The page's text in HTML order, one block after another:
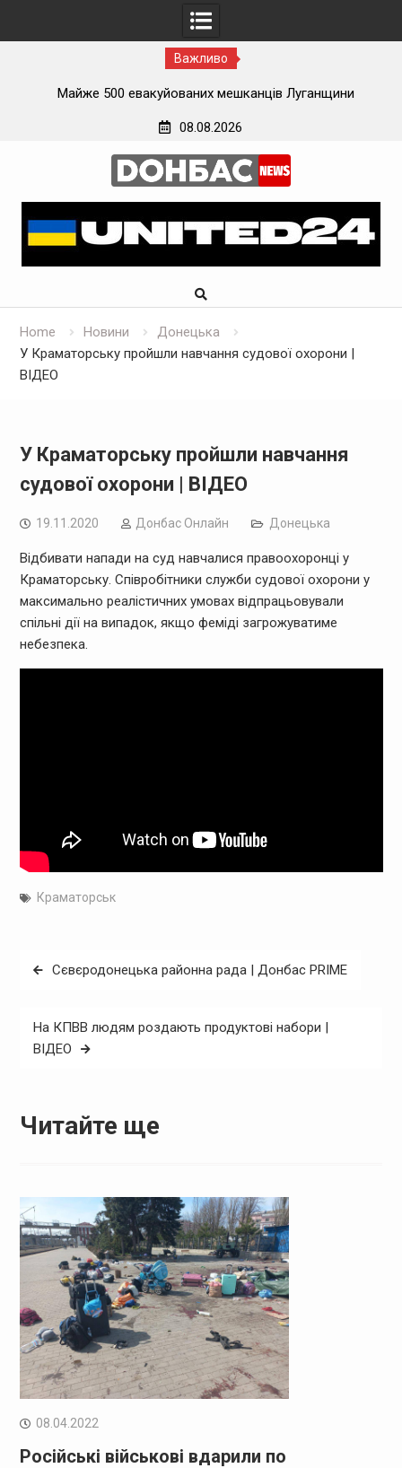
Важливо
Майже 500 евакуйованих мешканців Луганщини
08.08.2026
Home Новини
Донецька
У Краматорську пройшли навчання судової охорони |
ВІДЕО
У Краматорську пройшли навчання
судової охорони | ВІДЕО
19.11.2020 Дoнбас Онлайн Донецька
Відбивати напади на суд навчалися правоохоронці у
Краматорську. Співробітники служби судової охорони у
максимально реалістичних умовах відпрацьовували
спільні дії на випадок, якщо феміді загрожуватиме
небезпека.
Краматорськ
Навігація
Сєвєродонецька районна рада | Донбас PRIME
На КПВВ людям роздають продуктові набори |
ВІДЕО
Читайте ще
08.04.2022
Російські військові вдарили по